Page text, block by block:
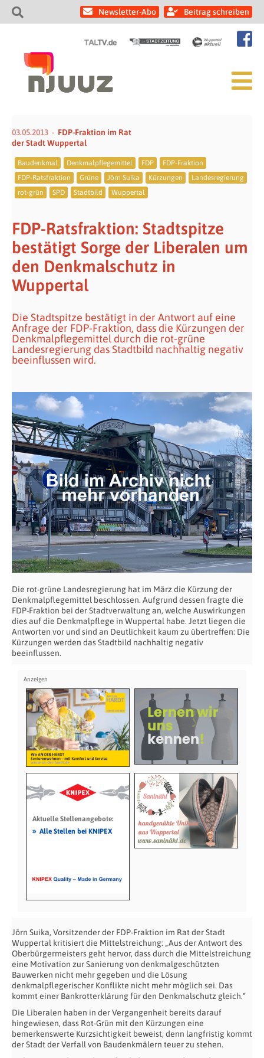
Newsletter-Abo Beitrag schreiben
03.05.2013
FDP-Fraktion im Rat
der Stadt Wuppertal
Baudenkmal Denkmalpflegemittel FDP
FDP-Fraktion
FDP-Ratsfraktion
Grüne Jörn Suika Kürzungen
Landesregierung
rot-grün
SPD Stadtbild Wuppertal
FDP-Ratsfraktion: Stadtspitze
bestätigt Sorge der Liberalen um
den Denkmalschutz in
Wuppertal
Die Stadtspitze bestätigt in der Antwort auf eine
Anfrage der FDP-Fraktion, dass die Kürzungen der
Denkmalpflegemittel durch die rot-grüne
Landesregierung das Stadtbild nachhaltig negativ
beeinflussen wird.
Die rot-grüne Landesregierung hat im März die Kürzung der
Denkmalpflegemittel beschlossen. Aufgrund dessen fragte die
FDP-Fraktion bei der Stadtverwaltung an, welche Auswirkungen
dies auf die Denkmalpflege in Wuppertal habe. Jetzt liegen die
Antworten vor und sind an Deutlichkeit kaum zu übertreffen: Die
Kürzungen werden das Stadtbild nachhaltig negativ
beeinflussen.
Aktuelle Stellenangebote:
» Alle Stellen bei KNIPEX
Jörn Suika, Vorsitzender der FDP-Fraktion im Rat der Stadt
Wuppertal kritisiert die Mittelstreichung: „Aus der Antwort des
Oberbürgermeisters geht hervor, dass durch die Mittelstreichung
eine Motivation zur Sanierung von denkmalgeschützten
Bauwerken nicht mehr gegeben und die Lösung
denkmalpflegerischer Konflikte nicht mehr möglich sei. Das
kommt einer Bankrotterklärung für den Denkmalschutz gleich.“
Die Liberalen haben in der Vergangenheit bereits darauf
hingewiesen, dass Rot-Grün mit den Kürzungen eine
bemerkenswerte Kurzsichtigkeit beweist, denn langfristig kommt
der Stadt der Verfall von Baudenkmälern teuer zu stehen.